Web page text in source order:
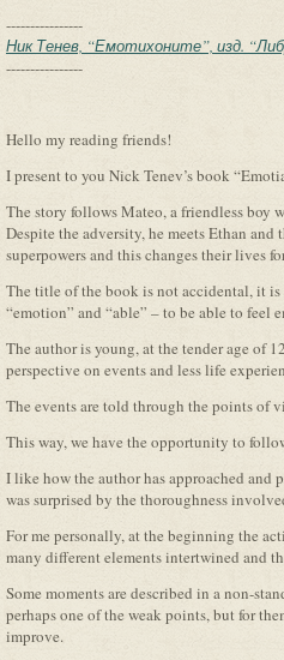
----------------
Ник Тенев, “Емотихоните”, изд.
----------------
Hello my reading friends!
I present to you Nick Tenev’s book
The story follows Mateo, a friendless boy
Despite the adversity, he meets Ethan
superpowers and this changes their lives
The title of the book is not accidental, it
“emotion” and “able” – to be able to feel
The author is young, at the tender age of
perspective on events and less life
The events are told through the points of
This way, we have the opportunity to
I like how the author has approached and
was surprised by the thoroughness
For me personally, at the beginning the
many different elements intertwined and
Some moments are described in a non-
perhaps one of the weak points, but for
improve.